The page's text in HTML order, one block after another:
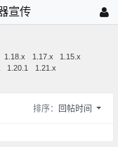
宣传
1.18.x 1.17.x
1.15.x
1.20.1
1.21.x
排序： 回帖时间